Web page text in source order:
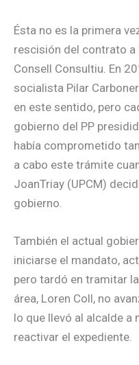
Ésta no es la primera
rescisión del contrato a
Consell Consultiu. En
socialista Pilar
en este sentido, pero
gobierno del PP
había comprometido
a cabo este trámite
JoanTriay (UPCM)
gobierno.
También el actual
iniciarse el mandato,
pero tardó en tramitar
área, Loren Coll, no
lo que llevó al alcalde a
reactivar el expediente.